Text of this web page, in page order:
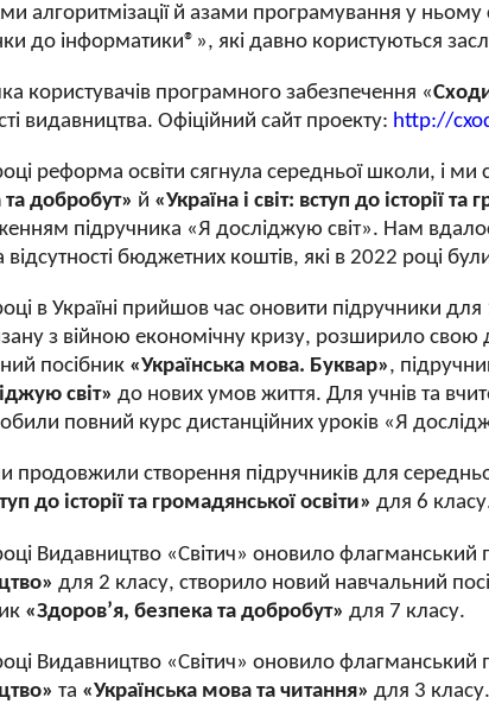
алгоритмізації й азами програмування у
до інформатики®», які давно користуються
користувачів програмного забезпечення «
видавництва. Офіційний сайт проекту: http://
реформа освіти сягнула середньої школи, і ми
добробут» й «Україна і світ: вступ до історії та
підручника «Я досліджую світ». Нам
відсутності бюджетних коштів, які в 2022 році
в Україні прийшов час оновити підручники
з війною економічну кризу, розширило свою
посібник «Українська мова. Буквар»,
світ» до нових умов життя. Для учнів та
повний курс дистанційних уроків «Я
продовжили створення підручників для
до історії та громадянської освіти» для 6
Видавництво «Світич» оновило флагманський
для 2 класу, створило новий навчальний
«Здоров’я, безпека та добробут» для 7 класу.
Видавництво «Світич» оновило флагманський
та «Українська мова та читання» для 3